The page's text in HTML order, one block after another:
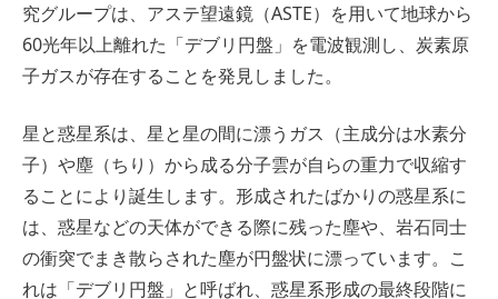
究グループは、アステ望遠鏡（ASTE）を用いて地球から
60光年以上離れた「デブリ円盤」を電波観測し、炭素原
子ガスが存在することを発見しました。
星と惑星系は、星と星の間に漂うガス（主成分は水素分
子）や塵（ちり）から成る分子雲が自らの重力で収縮す
ることにより誕生します。形成されたばかりの惑星系に
は、惑星などの天体ができる際に残った塵や、岩石同士
の衝突でまき散らされた塵が円盤状に漂っています。こ
れは「デブリ円盤」と呼ばれ、惑星系形成の最終段階に